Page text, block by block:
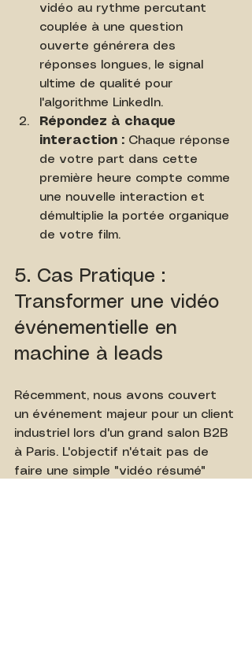
vidéo au rythme percutant
couplée à une question
ouverte générera des
réponses longues, le signal
ultime de qualité pour
l'algorithme LinkedIn.
Répondez à chaque
interaction : Chaque réponse
de votre part dans cette
première heure compte comme
une nouvelle interaction et
démultiplie la portée organique
de votre film.
5. Cas Pratique :
Transformer une vidéo
événementielle en
machine à leads
Récemment, nous avons couvert
un événement majeur pour un client
industriel lors d'un grand salon B2B
à Paris. L'objectif n'était pas de
faire une simple "vidéo résumé"